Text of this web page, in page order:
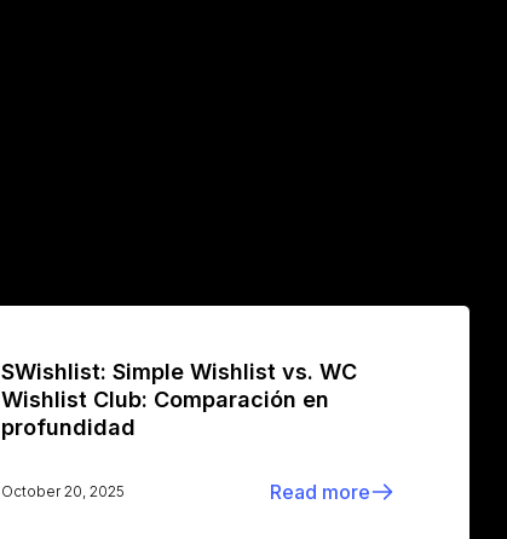
SWishlist: Simple Wishlist vs. WC
Wishlist Club: Comparación en
profundidad
October 20, 2025 Read more